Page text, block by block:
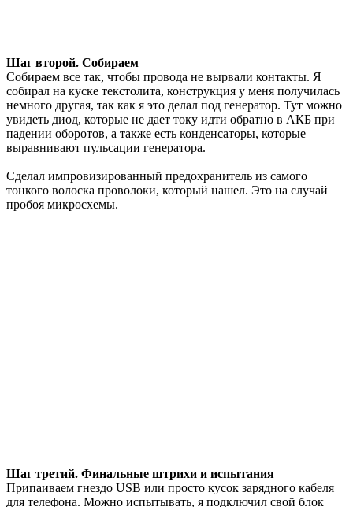
Шаг второй. Собираем
Собираем все так, чтобы провода не вырвали контакты. Я
собирал на куске текстолита, конструкция у меня получилась
немного другая, так как я это делал под генератор. Тут можно
увидеть диод, которые не дает току идти обратно в АКБ при
падении оборотов, а также есть конденсаторы, которые
выравнивают пульсации генератора.
Сделал импровизированный предохранитель из самого
тонкого волоска проволоки, который нашел. Это на случай
пробоя микросхемы.
Шаг третий. Финальные штрихи и испытания
Припаиваем гнездо USB или просто кусок зарядного кабеля
для телефона. Можно испытывать, я подключил свой блок